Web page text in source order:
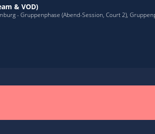
& VOD)
- Gruppenphase (Abend-Session, Court 2),